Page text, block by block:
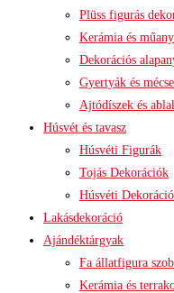
Plüss figurás
Kerámia és
Dekorációs
Gyertyák és
Ajtódíszek és
Húsvét és tavasz
Húsvéti Figurák
Tojás Dekorációk
Húsvéti
Lakásdekoráció
Ajándéktárgyak
Fa állatfigura
Kerámia és